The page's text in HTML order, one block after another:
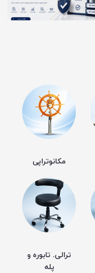
مکانوتراپی
ترالی. تابوره و
پله